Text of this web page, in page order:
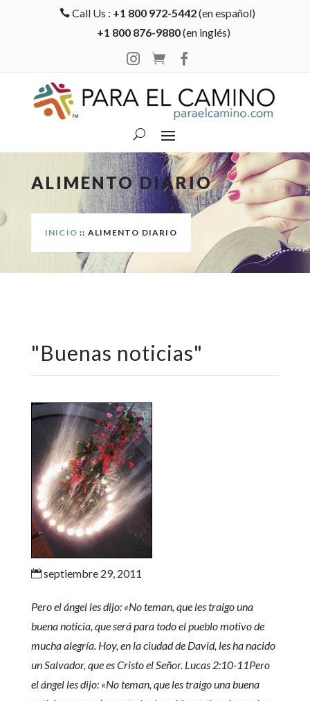
 Call Us : +1 800 972-5442(en español)
+1 800 876-9880(en inglés)

 
ALIMENTO DIARIO
INICIO :: ALIMENTO DIARIO
"Buenas noticias"
septiembre 29, 2011
Pero el ángel les dijo: «No teman, que les traigo una
buena noticia, que será para todo el pueblo motivo de
mucha alegría. Hoy, en la ciudad de David, les ha nacido
un Salvador, que es Cristo el Señor. Lucas 2:10-11Pero
el ángel les dijo: «No teman, que les traigo una buena